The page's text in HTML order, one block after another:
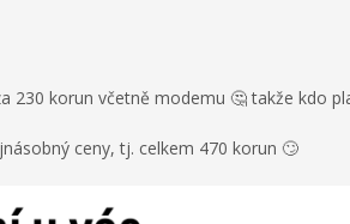
230 korun včetně modemu 🤔 takže kdo
ceny, tj. celkem 470 korun 🙄